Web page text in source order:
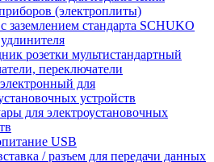
(электроплиты)
заземлением стандарта SCHUKO
розетки мультистандартный
переключатели
для
устройств
для электроустановочных
USB
/ разъем для передачи данных